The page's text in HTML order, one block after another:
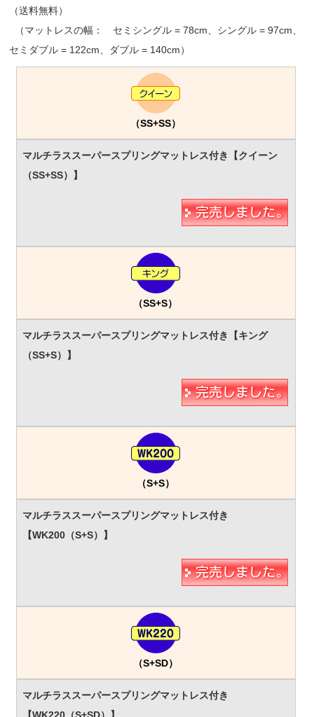
（送料無料）
（マットレスの幅： セミシングル = 78cm、シングル = 97cm、
セミダブル = 122cm、ダブル = 140cm）
（SS+SS）
（SS+S）
（S+S）
（S+SD）